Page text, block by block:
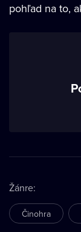
pohľad na to,
Žánre:
Činohra